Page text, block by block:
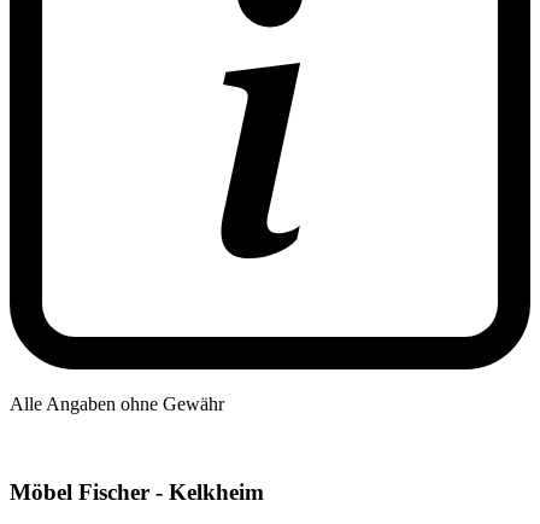
Alle Angaben ohne Gewähr
Möbel Fischer - Kelkheim